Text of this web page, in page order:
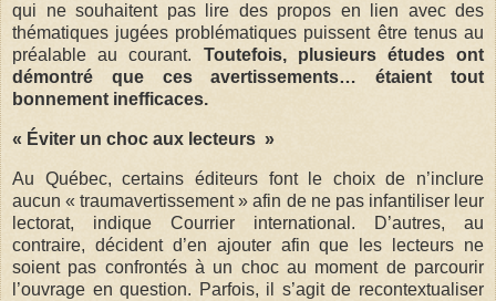
qui ne souhaitent pas lire des propos en lien avec des
thématiques jugées problématiques puissent être tenus au
préalable au courant. Toutefois, plusieurs études ont
démontré que ces avertissements… étaient tout
bonnement inefficaces.
« Éviter un choc aux lecteurs »
Au Québec, certains éditeurs font le choix de n’inclure
aucun « traumavertissement » afin de ne pas infantiliser leur
lectorat, indique Courrier international. D’autres, au
contraire, décident d’en ajouter afin que les lecteurs ne
soient pas confrontés à un choc au moment de parcourir
l’ouvrage en question. Parfois, il s’agit de recontextualiser